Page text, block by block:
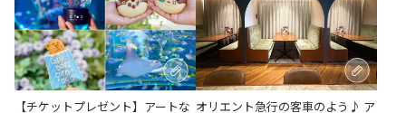
【チケットプレゼント】アートな オリエント急行の客車のよう♪ ア